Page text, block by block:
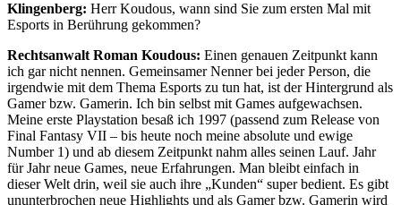
Klingenberg: Herr Koudous, wann sind Sie zum ersten Mal mit
Esports in Berührung gekommen?
Rechtsanwalt Roman Koudous: Einen genauen Zeitpunkt kann
ich gar nicht nennen. Gemeinsamer Nenner bei jeder Person, die
irgendwie mit dem Thema Esports zu tun hat, ist der Hintergrund als
Gamer bzw. Gamerin. Ich bin selbst mit Games aufgewachsen.
Meine erste Playstation besaß ich 1997 (passend zum Release von
Final Fantasy VII – bis heute noch meine absolute und ewige
Number 1) und ab diesem Zeitpunkt nahm alles seinen Lauf. Jahr
für Jahr neue Games, neue Erfahrungen. Man bleibt einfach in
dieser Welt drin, weil sie auch ihre „Kunden“ super bedient. Es gibt
ununterbrochen neue Highlights und als Gamer bzw. Gamerin wird